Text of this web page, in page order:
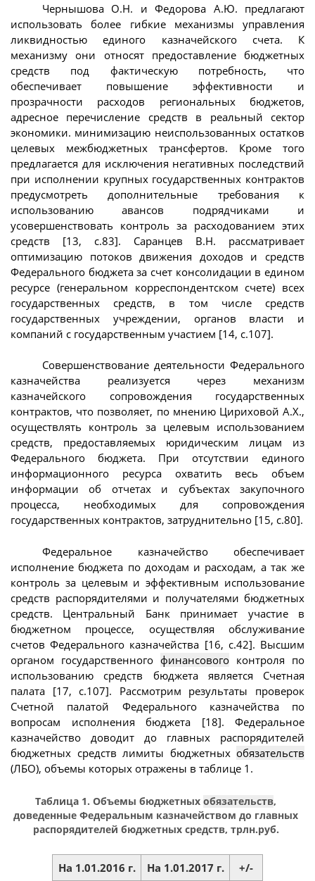
Чернышова О.Н. и Федорова А.Ю. предлагают
использовать более гибкие механизмы управления
ликвидностью единого казначейского счета. К
механизму они относят предоставление бюджетных
средств под фактическую потребность, что
обеспечивает повышение эффективности и
прозрачности расходов региональных бюджетов,
адресное перечисление средств в реальный сектор
экономики. минимизацию неиспользованных остатков
целевых межбюджетных трансфертов. Кроме того
предлагается для исключения негативных последствий
при исполнении крупных государственных контрактов
предусмотреть дополнительные требования к
использованию авансов подрядчиками и
усовершенствовать контроль за расходованием этих
средств [13, с.83]. Саранцев В.Н. рассматривает
оптимизацию потоков движения доходов и средств
Федерального бюджета за счет консолидации в едином
ресурсе (генеральном корреспондентском счете) всех
государственных средств, в том числе средств
государственных учреждении, органов власти и
компаний с государственным участием [14, с.107].
Совершенствование деятельности Федерального
казначейства реализуется через механизм
казначейского сопровождения государственных
контрактов, что позволяет, по мнению Цириховой А.Х.,
осуществлять контроль за целевым использованием
средств, предоставляемых юридическим лицам из
Федерального бюджета. При отсутствии единого
информационного ресурса охватить весь объем
информации об отчетах и субъектах закупочного
процесса, необходимых для сопровождения
государственных контрактов, затруднительно [15, с.80].
Федеральное казначейство обеспечивает
исполнение бюджета по доходам и расходам, а так же
контроль за целевым и эффективным использование
средств распорядителями и получателями бюджетных
средств. Центральный Банк принимает участие в
бюджетном процессе, осуществляя обслуживание
счетов Федерального казначейства [16, с.42]. Высшим
органом государственного финансового контроля по
использованию средств бюджета является Счетная
палата [17, с.107]. Рассмотрим результаты проверок
Счетной палатой Федерального казначейства по
вопросам исполнения бюджета [18]. Федеральное
казначейство доводит до главных распорядителей
бюджетных средств лимиты бюджетных обязательств
(ЛБО), объемы которых отражены в таблице 1.
Таблица 1. Объемы бюджетных обязательств,
доведенные Федеральным казначейством до главных
распорядителей бюджетных средств, трлн.руб.
На 1.01.2016 г. На 1.01.2017 г. +/-